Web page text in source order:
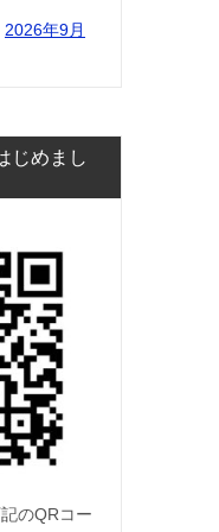
2026年9月
じめまし
のQRコー